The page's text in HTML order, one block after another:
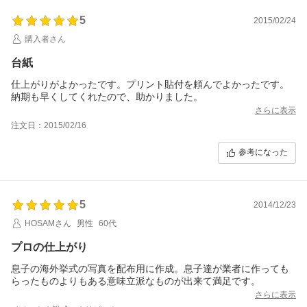
5
2015/02/24
購入者さん
台紙
仕上がりがよかったです。プリント貼付を頼んでよかったです。
納期も早くしてくれたので、助かりました。
さらに表示
注文日：2015/02/16
参考になった
5
2014/12/23
HOSAMさん
男性 60代
プロの仕上がり
息子の海外挙式の写真を配布用に作成。息子達が業者に作っても
らったものよりもある意味立派なものが出来て満足です。
さらに表示